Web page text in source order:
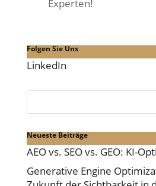
Experten!
Folgen Sie Uns
LinkedIn
Neueste Beiträge
AEO vs. SEO vs. GEO: KI-
Generative Engine